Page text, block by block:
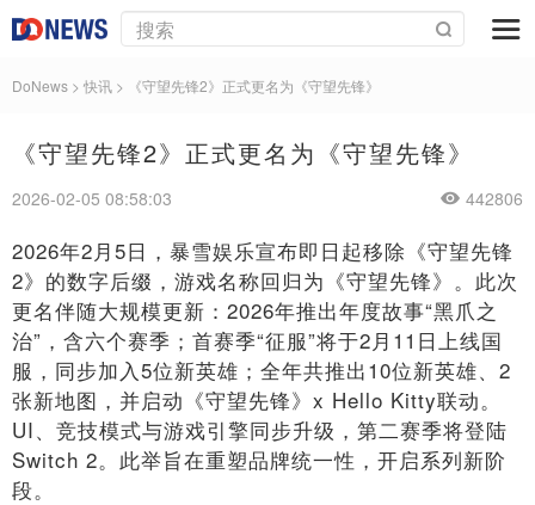
DoNews > 快讯 > 《守望先锋2》正式更名为《守望先锋》
《守望先锋2》正式更名为《守望先锋》
2026-02-05 08:58:03 442806
2026年2月5日，暴雪娱乐宣布即日起移除《守望先锋
2》的数字后缀，游戏名称回归为《守望先锋》。此次
更名伴随大规模更新：2026年推出年度故事“黑爪之
治”，含六个赛季；首赛季“征服”将于2月11日上线国
服，同步加入5位新英雄；全年共推出10位新英雄、2
张新地图，并启动《守望先锋》x Hello Kitty联动。
UI、竞技模式与游戏引擎同步升级，第二赛季将登陆
Switch 2。此举旨在重塑品牌统一性，开启系列新阶
段。